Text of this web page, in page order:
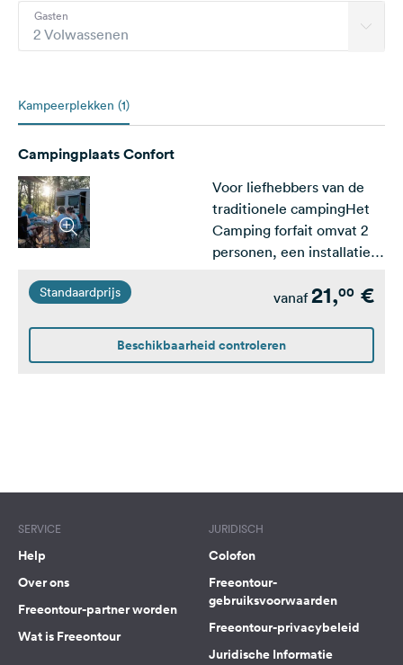
2 Volwassenen
Gasten
Kampeerplekken (1)
Campingplaats Confort
Voor liefhebbers van de
traditionele campingHet
Camping forfait omvat 2
personen, een installatie
voertuig) of camper met
om met maximaal 6
personen op de staplaats
Standaardprijs vanaf 21,00 €
Beschikbaarheid controleren
SERVICE
Help
Over ons
Freeontour-partner worden
Wat is Freeontour
JURIDISCH
Colofon
Freeontour-
gebruiksvoorwaarden
Freeontour-privacybeleid
Juridische Informatie